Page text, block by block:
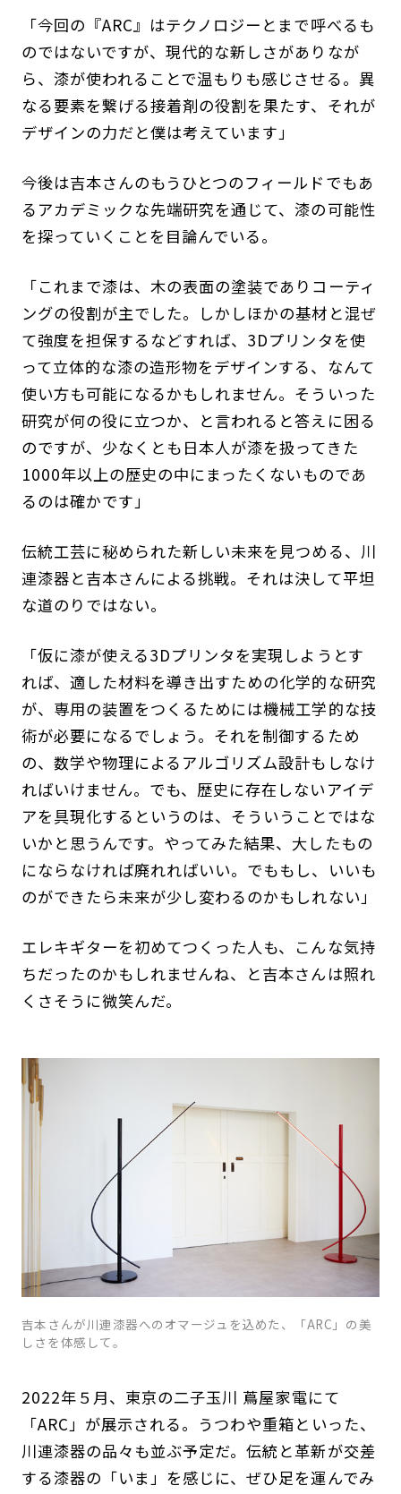
「今回の『ARC』はテクノロジーとまで呼べるも
のではないですが、現代的な新しさがありなが
ら、漆が使われることで温もりも感じさせる。異
なる要素を繋げる接着剤の役割を果たす、それが
デザインの力だと僕は考えています」
今後は吉本さんのもうひとつのフィールドでもあ
るアカデミックな先端研究を通じて、漆の可能性
を探っていくことを目論んでいる。
「これまで漆は、木の表面の塗装でありコーティ
ングの役割が主でした。しかしほかの基材と混ぜ
て強度を担保するなどすれば、3Dプリンタを使
って立体的な漆の造形物をデザインする、なんて
使い方も可能になるかもしれません。そういった
研究が何の役に立つか、と言われると答えに困る
のですが、少なくとも日本人が漆を扱ってきた
1000年以上の歴史の中にまったくないものであ
るのは確かです」
伝統工芸に秘められた新しい未来を見つめる、川
連漆器と吉本さんによる挑戦。それは決して平坦
な道のりではない。
「仮に漆が使える3Dプリンタを実現しようとす
れば、適した材料を導き出すための化学的な研究
が、専用の装置をつくるためには機械工学的な技
術が必要になるでしょう。それを制御するため
の、数学や物理によるアルゴリズム設計もしなけ
ればいけません。でも、歴史に存在しないアイデ
アを具現化するというのは、そういうことではな
いかと思うんです。やってみた結果、大したもの
にならなければ廃れればいい。でももし、いいも
のができたら未来が少し変わるのかもしれない」
エレキギターを初めてつくった人も、こんな気持
ちだったのかもしれませんね、と吉本さんは照れ
くさそうに微笑んだ。
吉本さんが川連漆器へのオマージュを込めた、「ARC」の美
しさを体感して。
2022年５月、東京の二子玉川 蔦屋家電にて
「ARC」が展示される。うつわや重箱といった、
川連漆器の品々も並ぶ予定だ。伝統と革新が交差
する漆器の「いま」を感じに、ぜひ足を運んでみ